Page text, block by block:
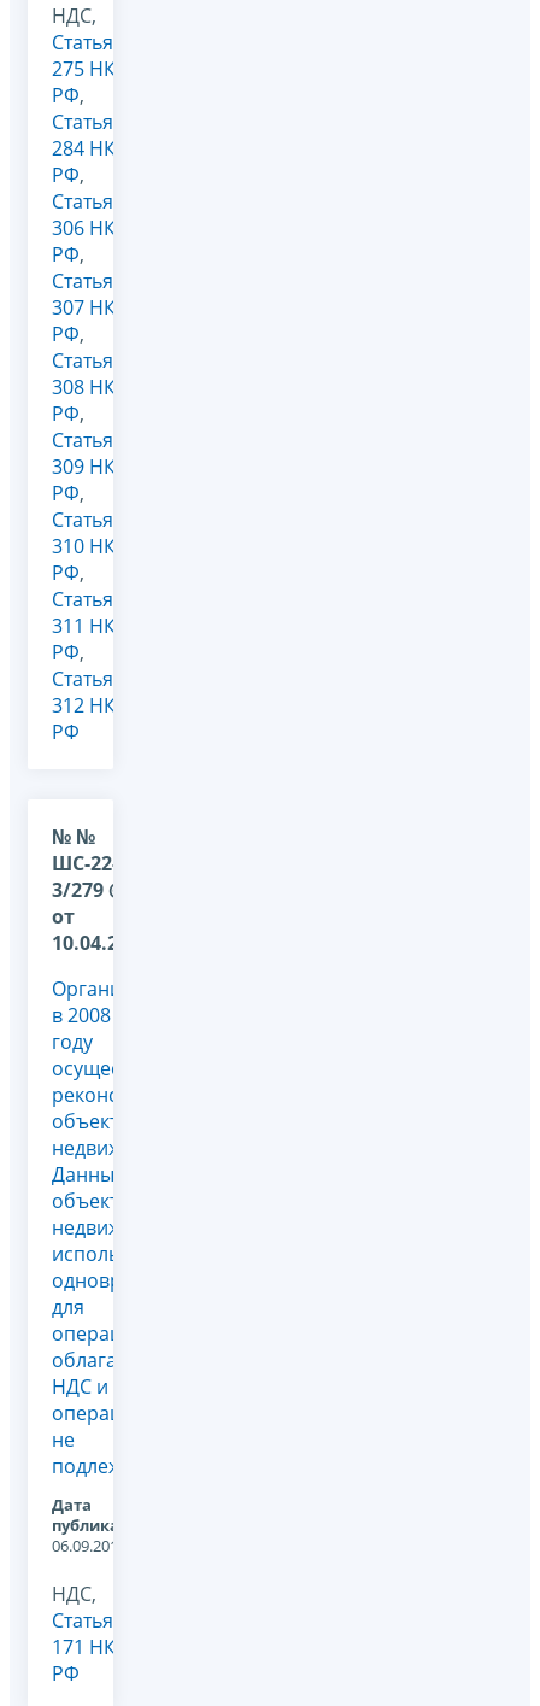
НДС,
Статья
275 НК
РФ,
Статья
284 НК
РФ,
Статья
306 НК
РФ,
Статья
307 НК
РФ,
Статья
308 НК
РФ,
Статья
309 НК
РФ,
Статья
310 НК
РФ,
Статья
311 НК
РФ,
Статья
312 НК
РФ
№ №
ШС-22-
3/279 @
от
10.04.2009
Организация
в 2008
году
осуществляла
реконструкцию
объекта
недвижимости.
Данный
объект
недвижимости
используется
одновременно
для
операций,
облагаемых
НДС и
операций,
не
подлежащих...
Дата
публикации:
06.09.2011
НДС,
Статья
171 НК
РФ